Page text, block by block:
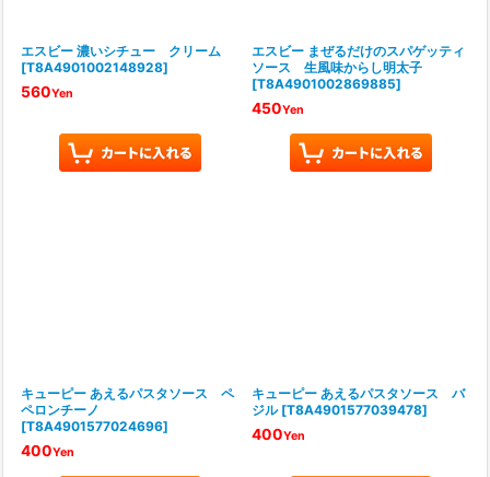
エスビー 濃いシチュー クリーム
[T8A4901002148928]
560Yen
エスビー まぜるだけのスパゲッティ
ソース 生風味からし明太子
[T8A4901002869885]
450Yen
キューピー あえるパスタソース ペ
ペロンチーノ
[T8A4901577024696]
400Yen
キューピー あえるパスタソース バ
ジル [T8A4901577039478]
400Yen